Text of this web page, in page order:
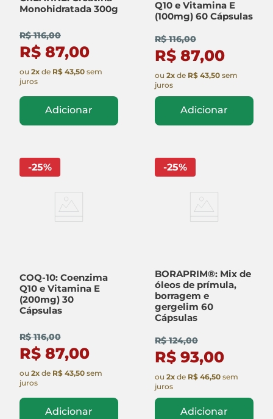
Monohidratada 300g
R$ 116,00
R$ 87,00
ou 2x de R$ 43,50 sem
juros
Adicionar
Q10 e Vitamina E
(100mg) 60 Cápsulas
R$ 116,00
R$ 87,00
ou 2x de R$ 43,50 sem
juros
Adicionar
COQ-10: Coenzima
Q10 e Vitamina E
(200mg) 30
Cápsulas
-25%
R$ 116,00
R$ 87,00
ou 2x de R$ 43,50 sem
juros
Adicionar
BORAPRIM®: Mix de
óleos de prímula,
borragem e
gergelim 60
Cápsulas
-25%
R$ 124,00
R$ 93,00
ou 2x de R$ 46,50 sem
juros
Adicionar